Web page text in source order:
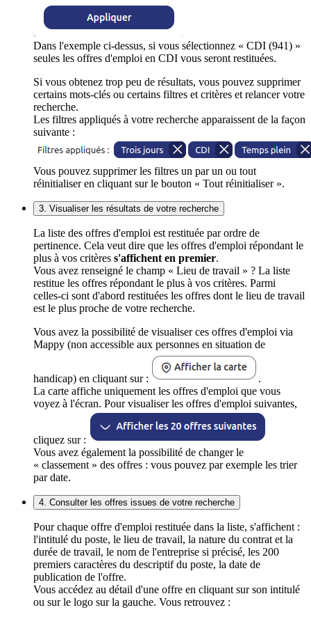
Dans l'exemple ci-dessus, si vous sélectionnez « CDI (941) »
seules les offres d'emploi en CDI vous seront restituées.
Si vous obtenez trop peu de résultats, vous pouvez supprimer
certains mots-clés ou certains filtres et critères et relancer votre
recherche.
Les filtres appliqués à votre recherche apparaissent de la façon
suivante :
Vous pouvez supprimer les filtres un par un ou tout
réinitialiser en cliquant sur le bouton « Tout réinitialiser ».
3. Visualiser les résultats de votre recherche
La liste des offres d'emploi est restituée par ordre de
pertinence. Cela veut dire que les offres d'emploi répondant le
plus à vos critères s'affichent en premier.
Vous avez renseigné le champ « Lieu de travail » ? La liste
restitue les offres répondant le plus à vos critères. Parmi
celles-ci sont d'abord restituées les offres dont le lieu de travail
est le plus proche de votre recherche.
Vous avez la possibilité de visualiser ces offres d'emploi via
Mappy (non accessible aux personnes en situation de
handicap) en cliquant sur :
.
La carte affiche uniquement les offres d'emploi que vous
voyez à l'écran. Pour visualiser les offres d'emploi suivantes,
cliquez sur :
Vous avez également la possibilité de changer le
« classement » des offres : vous pouvez par exemple les trier
par date.
4. Consulter les offres issues de votre recherche
Pour chaque offre d'emploi restituée dans la liste, s'affichent :
l'intitulé du poste, le lieu de travail, la nature du contrat et la
durée de travail, le nom de l'entreprise si précisé, les 200
premiers caractères du descriptif du poste, la date de
publication de l'offre.
Vous accédez au détail d'une offre en cliquant sur son intitulé
ou sur le logo sur la gauche. Vous retrouvez :